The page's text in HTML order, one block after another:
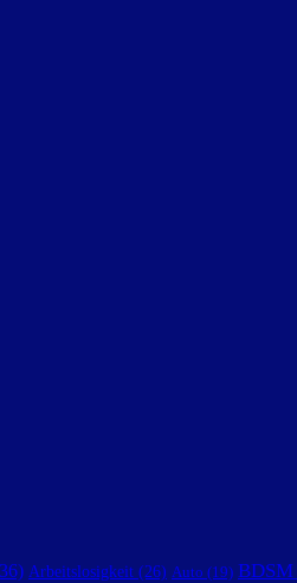
Arbeitslosigkeit (26) Auto (19) BDSM